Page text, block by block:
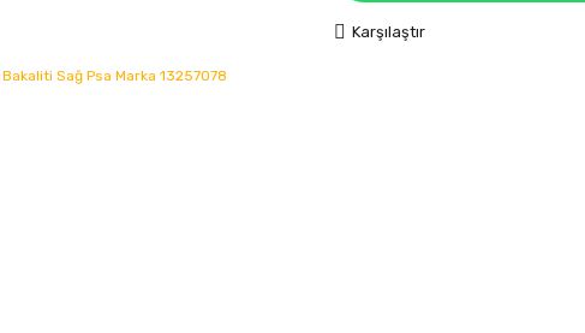
Karşılaştır